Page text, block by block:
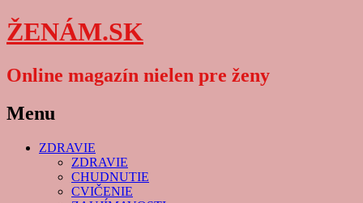
ŽENÁM.SK
Online magazín nielen pre ženy
Menu
Skip
ZDRAVIE
ZDRAVIE
CHUDNUTIE
CVIČENIE